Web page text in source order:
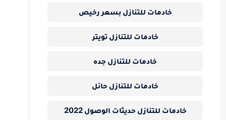
خادمات للتنازل بسعر رخيص
خادمات للتنازل تويتر
خادمات للتنازل جده
خادمات للتنازل حائل
خادمات للتنازل حديثات الوصول 2022